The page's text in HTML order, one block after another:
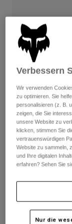
Hosen
Kurze
Jacken
Brillen
Socken
Ersatzteile
Brillen
Socken
Taschen
Spare
Hemden
Alle anzeigen
Damen
T-Shirts & Tops
Hoodies und
Jacken
Hosen
Shirts
Kinder
Brillen
Socken
Alle anzeigen
Moto
Helme
Jerseys
Hosen
Stiefel
Guards
Brillen
Bewertungen
Price reduced
€ 39,99to€
Verbessern
Wir verwenden
zu optimieren. Sie
personalisieren (z. B.
zeigen, die Sie
unsere Website zu
klicken, stimmen Sie
vertrauenswürdigen
Website zu sammeln,
und Ihre digitalen
erfahren? Sehen Sie
Nur die